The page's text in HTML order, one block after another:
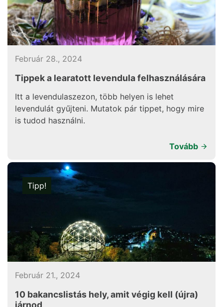
Február 28., 2024
Tippek a learatott levendula felhasználására
Itt a levendulaszezon, több helyen is lehet
levendulát gyűjteni. Mutatok pár tippet, hogy mire
is tudod használni.
Tovább
Tipp!
Február 21., 2024
10 bakancslistás hely, amit végig kell (újra)
járnod